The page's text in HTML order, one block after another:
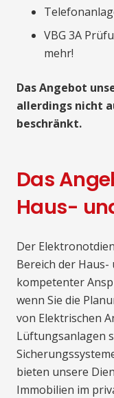
VBG 3A
mehr!
Das Angebot
allerdings nicht
beschränkt.
Das
Haus-
Der
Bereich der
kompetenter
wenn Sie die
von Elektrischen
Lüftungsanlagen
bieten unsere
Immobilien im